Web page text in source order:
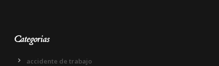
Categorias
accidente de trabajo